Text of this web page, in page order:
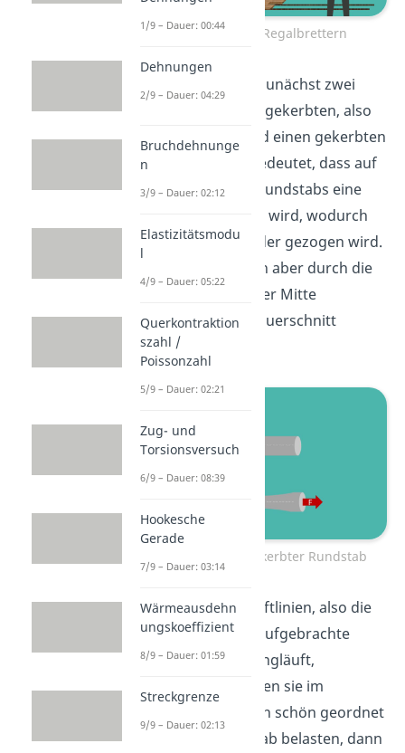
Kerbwirkung bei Regalbrettern
Betrachten wir dazu zunächst zwei
Rundstäbe – einen ungekerbten, also
glatten, Rundstab und einen gekerbten
Rundstab. Gekerbt bedeutet, dass auf
die Stirnflächen des Rundstabs eine
Zugkraft aufgebracht wird, wodurch
der Körper auseinander gezogen wird.
Zeitgleich zieht er sich aber durch die
Querkontraktion in der Mitte
zusammen und der Querschnitt
verändert sich.
Ungekerbter und gekerbter Rundstab
Wenn wir nun die Kraftlinien, also die
Linien, an denen die aufgebrachte
Kraft im Körper entlangläuft,
betrachten, dann sehen sie im
unbelasteten Fall noch schön geordnet
aus. Wenn wir den Stab belasten, dann
1/9 – Dauer: 00:44
Dehnungen
2/9 – Dauer: 04:29
Bruchdehnunge
n
3/9 – Dauer: 02:12
Elastizitätsmodu
l
4/9 – Dauer: 05:22
Querkontraktion
szahl /
Poissonzahl
5/9 – Dauer: 02:21
Zug- und
Torsionsversuch
6/9 – Dauer: 08:39
Hookesche
Gerade
7/9 – Dauer: 03:14
Wärmeausdehn
ungskoeffizient
8/9 – Dauer: 01:59
Streckgrenze
9/9 – Dauer: 02:13